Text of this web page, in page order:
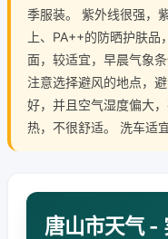
季服装。 紫外线很强，
上、PA++的防晒护肤
面，较适宜，早晨气象
注意选择避风的地点，
好，并且空气湿度偏大
热，不很舒适。 洗车适
唐山市天气 -